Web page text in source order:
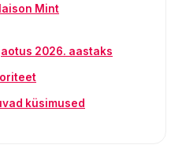
Mint
2026. aastaks
küsimused